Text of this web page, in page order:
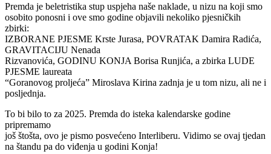
Premda je beletristika stup uspjeha naše naklade, u nizu na koji smo
osobito ponosni i ove smo godine objavili nekoliko pjesničkih
zbirki:
IZBORANE PJESME Krste Jurasa, POVRATAK Damira Radića,
GRAVITACIJU Nenada
Rizvanovića, GODINU KONJA Borisa Runjića, a zbirka LUDE
PJESME laureata
“Goranovog proljeća” Miroslava Kirina zadnja je u tom nizu, ali ne i
posljednja.
To bi bilo to za 2025. Premda do isteka kalendarske godine
pripremamo
još štošta, ovo je pismo posvećeno Interliberu. Vidimo se ovaj tjedan
na štandu pa do viđenja u godini Konja!